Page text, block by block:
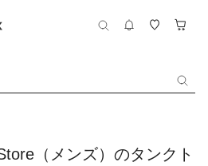
（メンズ）のタンクト